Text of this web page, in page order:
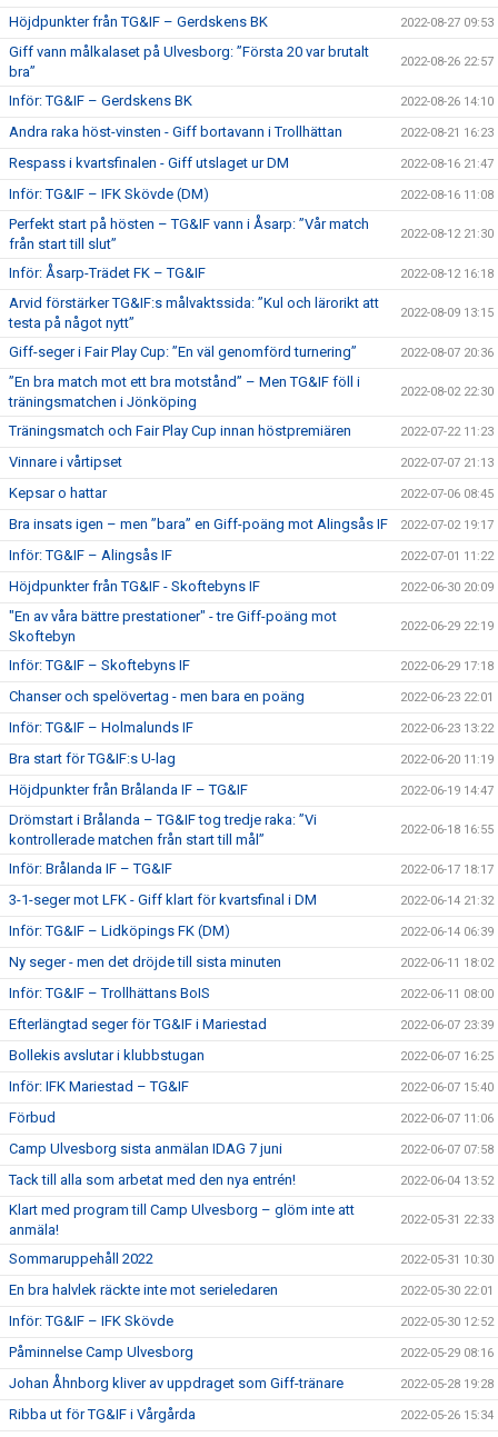
Höjdpunkter från TG&IF – Gerdskens BK 2022-08-27 09:53
Giff vann målkalaset på Ulvesborg: ”Första 20 var brutalt
bra”
2022-08-26 22:57
Inför: TG&IF – Gerdskens BK 2022-08-26 14:10
Andra raka höst-vinsten - Giff bortavann i Trollhättan 2022-08-21 16:23
Respass i kvartsfinalen - Giff utslaget ur DM 2022-08-16 21:47
Inför: TG&IF – IFK Skövde (DM) 2022-08-16 11:08
Perfekt start på hösten – TG&IF vann i Åsarp: ”Vår match
från start till slut”
2022-08-12 21:30
Inför: Åsarp-Trädet FK – TG&IF 2022-08-12 16:18
Arvid förstärker TG&IF:s målvaktssida: ”Kul och lärorikt att
testa på något nytt”
2022-08-09 13:15
Giff-seger i Fair Play Cup: ”En väl genomförd turnering” 2022-08-07 20:36
”En bra match mot ett bra motstånd” – Men TG&IF föll i
träningsmatchen i Jönköping
2022-08-02 22:30
Träningsmatch och Fair Play Cup innan höstpremiären 2022-07-22 11:23
Vinnare i vårtipset 2022-07-07 21:13
Kepsar o hattar 2022-07-06 08:45
Bra insats igen – men ”bara” en Giff-poäng mot Alingsås IF 2022-07-02 19:17
Inför: TG&IF – Alingsås IF 2022-07-01 11:22
Höjdpunkter från TG&IF - Skoftebyns IF 2022-06-30 20:09
"En av våra bättre prestationer" - tre Giff-poäng mot
Skoftebyn
2022-06-29 22:19
Inför: TG&IF – Skoftebyns IF 2022-06-29 17:18
Chanser och spelövertag - men bara en poäng 2022-06-23 22:01
Inför: TG&IF – Holmalunds IF 2022-06-23 13:22
Bra start för TG&IF:s U-lag 2022-06-20 11:19
Höjdpunkter från Brålanda IF – TG&IF 2022-06-19 14:47
Drömstart i Brålanda – TG&IF tog tredje raka: ”Vi
kontrollerade matchen från start till mål”
2022-06-18 16:55
Inför: Brålanda IF – TG&IF 2022-06-17 18:17
3-1-seger mot LFK - Giff klart för kvartsfinal i DM 2022-06-14 21:32
Inför: TG&IF – Lidköpings FK (DM) 2022-06-14 06:39
Ny seger - men det dröjde till sista minuten 2022-06-11 18:02
Inför: TG&IF – Trollhättans BoIS 2022-06-11 08:00
Efterlängtad seger för TG&IF i Mariestad 2022-06-07 23:39
Bollekis avslutar i klubbstugan 2022-06-07 16:25
Inför: IFK Mariestad – TG&IF 2022-06-07 15:40
Förbud 2022-06-07 11:06
Camp Ulvesborg sista anmälan IDAG 7 juni 2022-06-07 07:58
Tack till alla som arbetat med den nya entrén! 2022-06-04 13:52
Klart med program till Camp Ulvesborg – glöm inte att
anmäla!
2022-05-31 22:33
Sommaruppehåll 2022 2022-05-31 10:30
En bra halvlek räckte inte mot serieledaren 2022-05-30 22:01
Inför: TG&IF – IFK Skövde 2022-05-30 12:52
Påminnelse Camp Ulvesborg 2022-05-29 08:16
Johan Åhnborg kliver av uppdraget som Giff-tränare 2022-05-28 19:28
Ribba ut för TG&IF i Vårgårda 2022-05-26 15:34